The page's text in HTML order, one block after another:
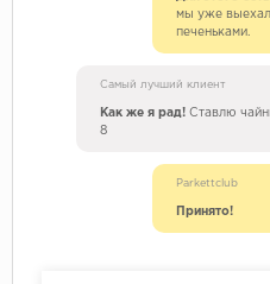
мы уже
печеньками.
Самый лучший клиент
Как же я рад! Ставлю
8
Parkettclub
Принято!